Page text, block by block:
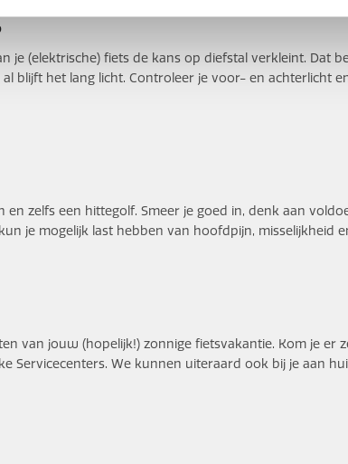
je (elektrische) fiets de kans op diefstal verkleint. Dat
blijft het lang licht. Controleer je voor- en achterlicht
zelfs een hittegolf. Smeer je goed in, denk aan
je mogelijk last hebben van hoofdpijn, misselijkheid
van jouw (hopelijk!) zonnige fietsvakantie. Kom je er
Servicecenters. We kunnen uiteraard ook bij je aan